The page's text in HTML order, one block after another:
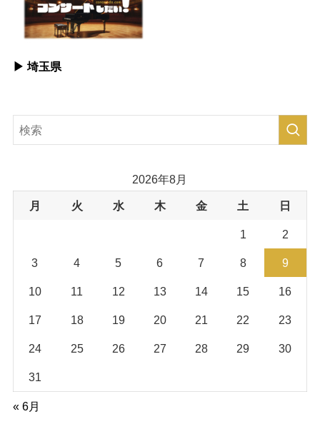
▶︎ 埼玉県
2026年8月
月 火 水 木 金 土 日
1 2
3 4 5 6 7 8 9
10 11 12 13 14 15 16
17 18 19 20 21 22 23
24 25 26 27 28 29 30
31
« 6月